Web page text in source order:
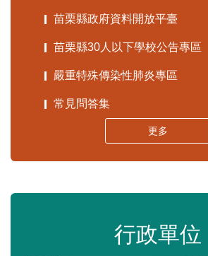
苗栗縣政府資料開放平臺
苗栗縣30人以下學校公告專區
嚴重特殊傳染性肺炎專區
常見問答集
更多
行政單位